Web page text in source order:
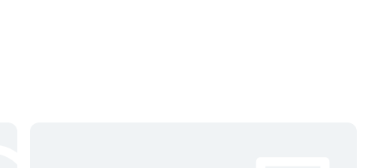
Котельники, Фрязино, Дзержинский, Солнечногорск, Новосибирск,